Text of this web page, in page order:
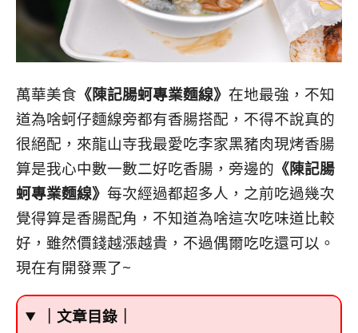
萬華美食 《陳記腸蚵專業麵線》 在地最強，不知
道為啥蚵仔麵線旁都有香腸搭配，不得不說真的
很絕配，來龍山寺我最愛吃李家黑豬肉現烤香腸
算是我心中數一數二好吃香腸，旁邊的 《陳記腸
蚵專業麵線》 每次經過都超多人，之前吃過幾次
覺得算是香腸配角，不知道為啥這次吃味道比較
好，雖然價錢越漲越貴，不過偶爾吃吃還可以。
現在有開發票了~
｜文章目錄｜